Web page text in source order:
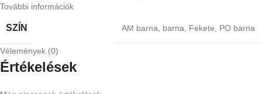
További információk
SZÍN AM barna barna Fekete PO barna
Vélemények (0)
Értékelések